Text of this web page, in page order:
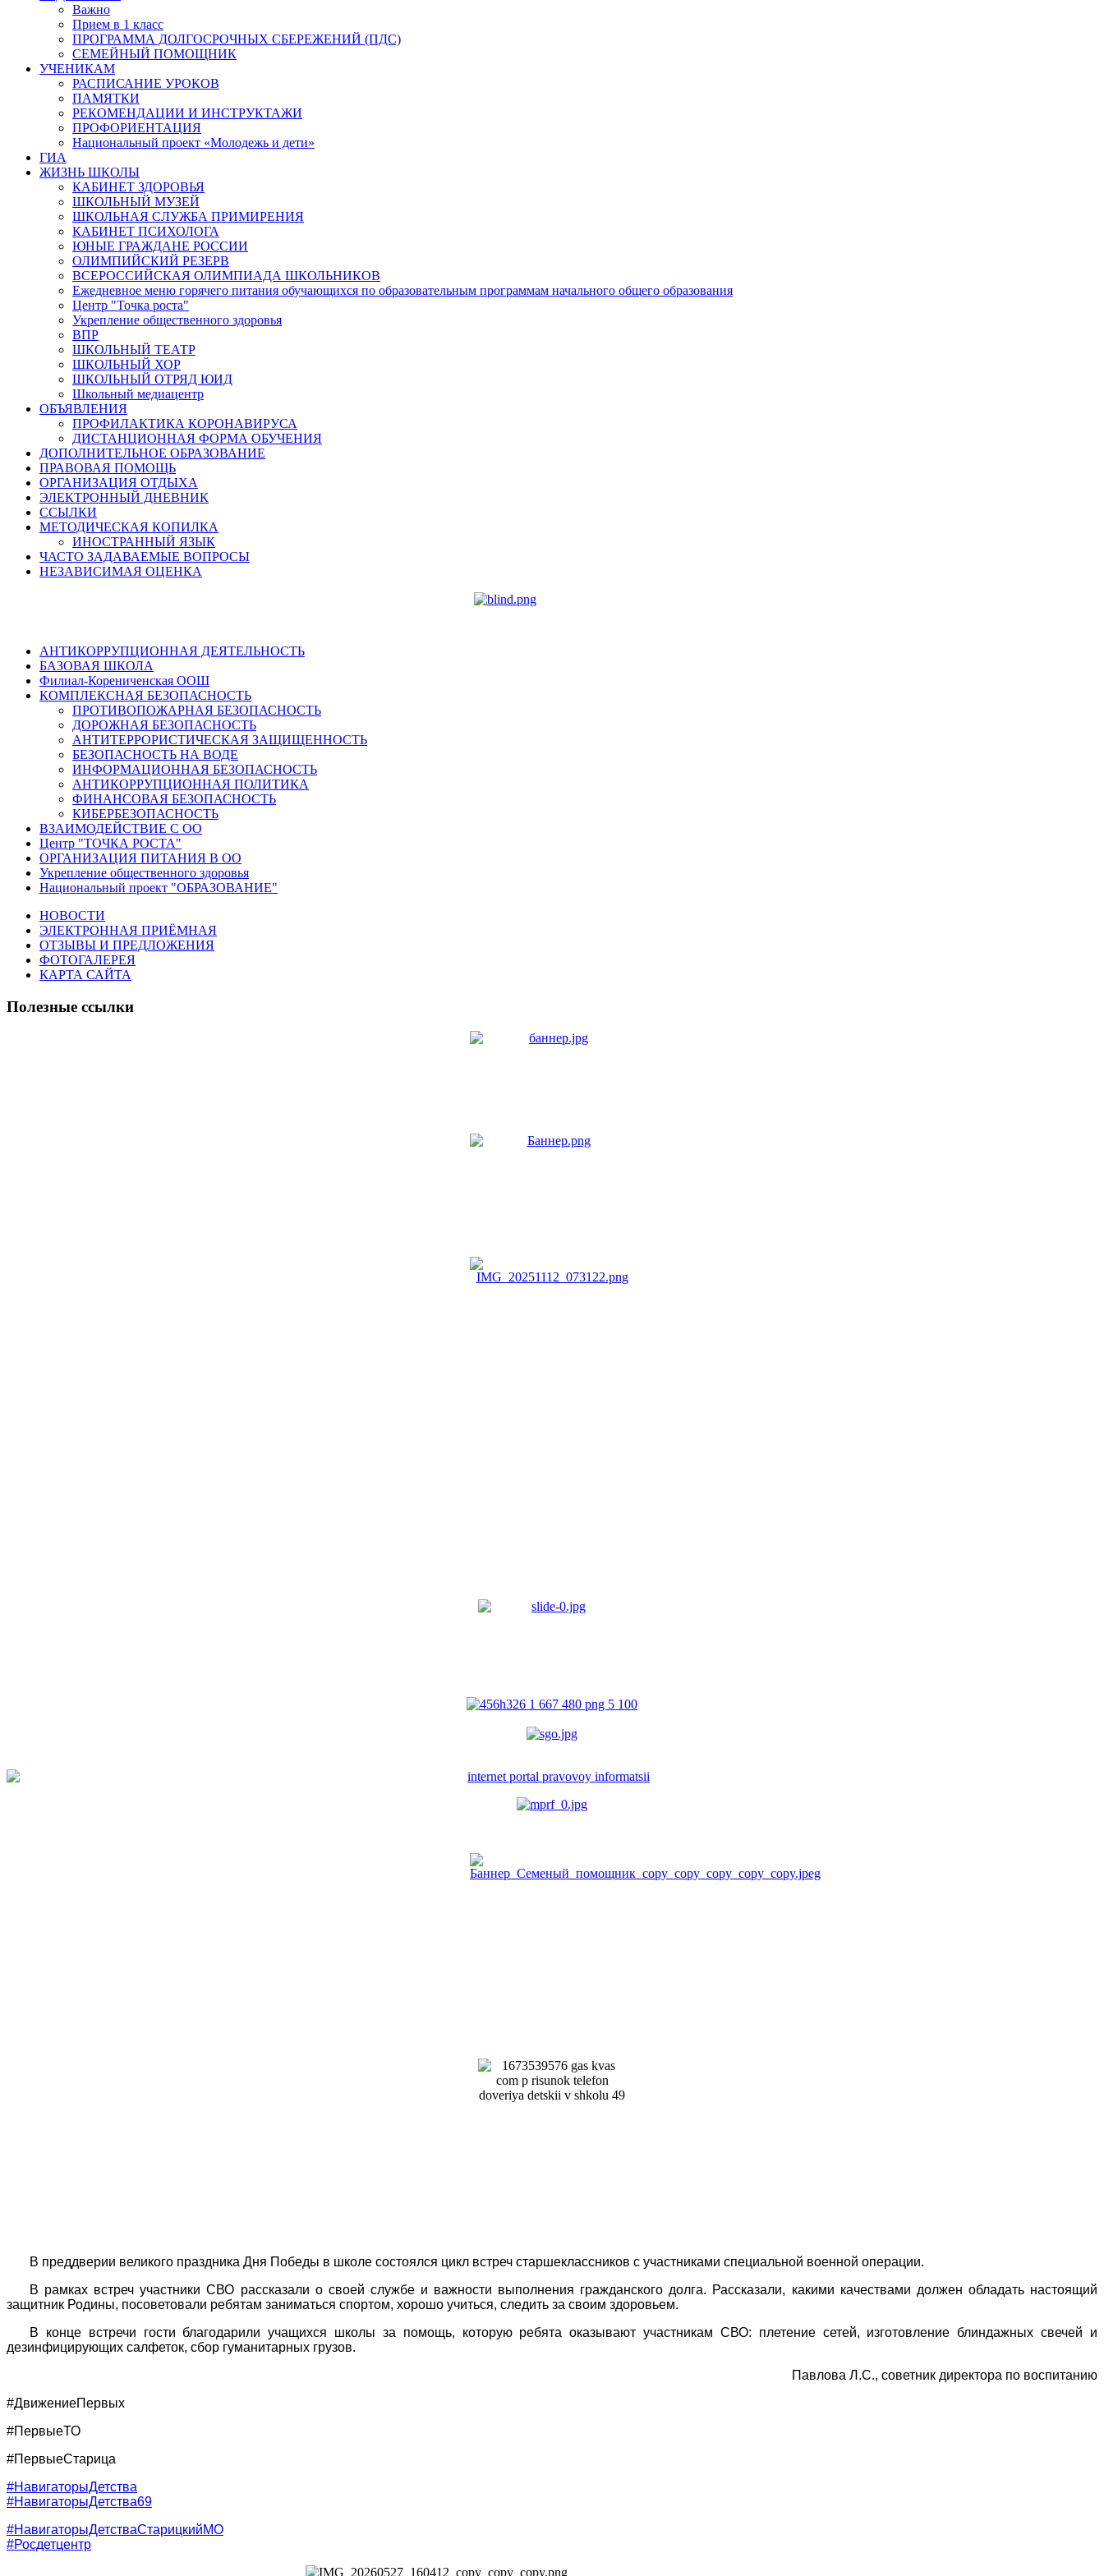
Важно
Прием в 1 класс
ПРОГРАММА ДОЛГОСРОЧНЫХ СБЕРЕЖЕНИЙ (ПДС)
СЕМЕЙНЫЙ ПОМОЩНИК
УЧЕНИКАМ
РАСПИСАНИЕ УРОКОВ
ПАМЯТКИ
РЕКОМЕНДАЦИИ И ИНСТРУКТАЖИ
ПРОФОРИЕНТАЦИЯ
Национальный проект «Молодежь и дети»
ГИА
ЖИЗНЬ ШКОЛЫ
КАБИНЕТ ЗДОРОВЬЯ
ШКОЛЬНЫЙ МУЗЕЙ
ШКОЛЬНАЯ СЛУЖБА ПРИМИРЕНИЯ
КАБИНЕТ ПСИХОЛОГА
ЮНЫЕ ГРАЖДАНЕ РОССИИ
ОЛИМПИЙСКИЙ РЕЗЕРВ
ВСЕРОССИЙСКАЯ ОЛИМПИАДА ШКОЛЬНИКОВ
Ежедневное меню горячего питания обучающихся по образовательным программам начального общего образования
Центр "Точка роста"
Укрепление общественного здоровья
ВПР
ШКОЛЬНЫЙ ТЕАТР
ШКОЛЬНЫЙ ХОР
ШКОЛЬНЫЙ ОТРЯД ЮИД
Школьный медиацентр
ОБЪЯВЛЕНИЯ
ПРОФИЛАКТИКА КОРОНАВИРУСА
ДИСТАНЦИОННАЯ ФОРМА ОБУЧЕНИЯ
ДОПОЛНИТЕЛЬНОЕ ОБРАЗОВАНИЕ
ПРАВОВАЯ ПОМОЩЬ
ОРГАНИЗАЦИЯ ОТДЫХА
ЭЛЕКТРОННЫЙ ДНЕВНИК
ССЫЛКИ
МЕТОДИЧЕСКАЯ КОПИЛКА
ИНОСТРАННЫЙ ЯЗЫК
ЧАСТО ЗАДАВАЕМЫЕ ВОПРОСЫ
НЕЗАВИСИМАЯ ОЦЕНКА
АНТИКОРРУПЦИОННАЯ ДЕЯТЕЛЬНОСТЬ
БАЗОВАЯ ШКОЛА
Филиал-Корениченская ООШ
КОМПЛЕКСНАЯ БЕЗОПАСНОСТЬ
ПРОТИВОПОЖАРНАЯ БЕЗОПАСНОСТЬ
ДОРОЖНАЯ БЕЗОПАСНОСТЬ
АНТИТЕРРОРИСТИЧЕСКАЯ ЗАЩИЩЕННОСТЬ
БЕЗОПАСНОСТЬ НА ВОДЕ
ИНФОРМАЦИОННАЯ БЕЗОПАСНОСТЬ
АНТИКОРРУПЦИОННАЯ ПОЛИТИКА
ФИНАНСОВАЯ БЕЗОПАСНОСТЬ
КИБЕРБЕЗОПАСНОСТЬ
ВЗАИМОДЕЙСТВИЕ С ОО
Центр "ТОЧКА РОСТА"
ОРГАНИЗАЦИЯ ПИТАНИЯ В ОО
Укрепление общественного здоровья
Национальный проект "ОБРАЗОВАНИЕ"
НОВОСТИ
ЭЛЕКТРОННАЯ ПРИЁМНАЯ
ОТЗЫВЫ И ПРЕДЛОЖЕНИЯ
ФОТОГАЛЕРЕЯ
КАРТА САЙТА
Полезные ссылки
В преддверии великого праздника Дня Победы в школе состоялся цикл встреч старшеклассников с участниками специальной военной операции.
В рамках встреч участники СВО рассказали о своей службе и важности выполнения гражданского долга. Рассказали, какими качествами должен обладать настоящий
защитник Родины, посоветовали ребятам заниматься спортом, хорошо учиться, следить за своим здоровьем.
В конце встречи гости благодарили учащихся школы за помощь, которую ребята оказывают участникам СВО: плетение сетей, изготовление блиндажных свечей и
дезинфицирующих салфеток, сбор гуманитарных грузов.
Павлова Л.С., советник директора по воспитанию
#ДвижениеПервых
#ПервыеТО
#ПервыеСтарица
#НавигаторыДетства
#НавигаторыДетства69
#НавигаторыДетстваСтарицкийМО
#Росдетцентр